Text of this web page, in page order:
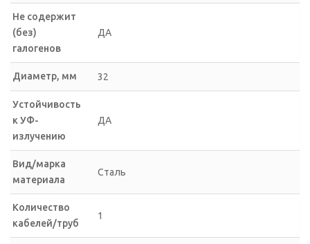
Не содержит
(без)
галогенов
ДА
Диаметр, мм 32
Устойчивость
к УФ-
излучению
ДА
Вид/марка
материала
Сталь
Количество
кабелей/труб
1